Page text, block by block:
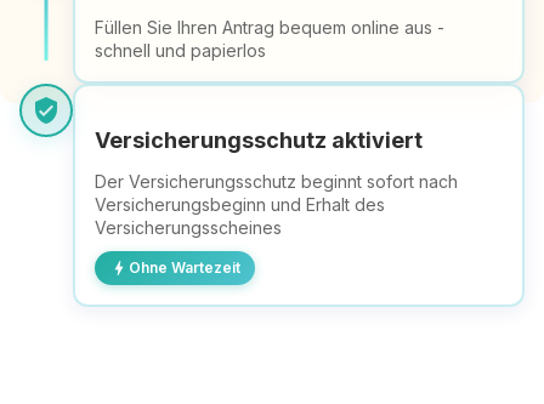
Füllen Sie Ihren Antrag bequem online aus -
schnell und papierlos
verified_user
Versicherungsschutz aktiviert
Der Versicherungsschutz beginnt sofort nach
Versicherungsbeginn und Erhalt des
Versicherungsscheines
bolt Ohne Wartezeit